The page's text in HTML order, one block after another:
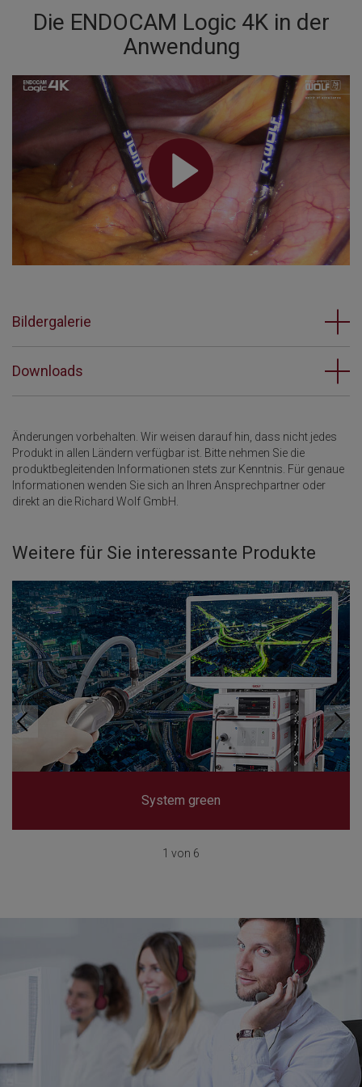
Die ENDOCAM Logic 4K in der
Anwendung
Bildergalerie
Downloads
Änderungen vorbehalten. Wir weisen darauf hin, dass nicht jedes
Produkt in allen Ländern verfügbar ist. Bitte nehmen Sie die
produktbegleitenden Informationen stets zur Kenntnis. Für genaue
Informationen wenden Sie sich an Ihren Ansprechpartner oder
direkt an die Richard Wolf GmbH.
Weitere für Sie interessante Produkte
System green
1 von 6